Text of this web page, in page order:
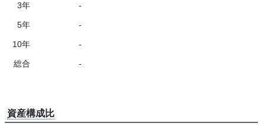
3年 -
5年 -
10年 -
総合 -
資産構成比